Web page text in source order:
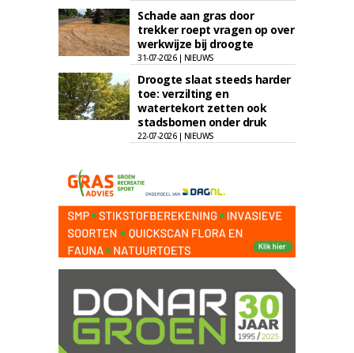
Schade aan gras door
trekker roept vragen op over
werkwijze bij droogte
31-07-2026 | NIEUWS
Droogte slaat steeds harder
toe: verzilting en
watertekort zetten ook
stadsbomen onder druk
22-07-2026 | NIEUWS